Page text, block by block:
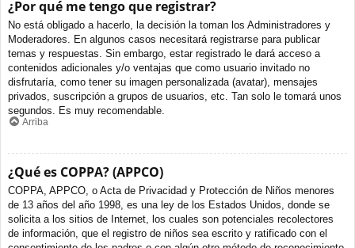
¿Por qué me tengo que registrar?
No está obligado a hacerlo, la decisión la toman los Administradores y
Moderadores. En algunos casos necesitará registrarse para publicar
temas y respuestas. Sin embargo, estar registrado le dará acceso a
contenidos adicionales y/o ventajas que como usuario invitado no
disfrutaría, como tener su imagen personalizada (avatar), mensajes
privados, suscripción a grupos de usuarios, etc. Tan solo le tomará unos
segundos. Es muy recomendable.
Arriba
¿Qué es COPPA? (APPCO)
COPPA, APPCO, o Acta de Privacidad y Protección de Niños menores
de 13 años del año 1998, es una ley de los Estados Unidos, donde se
solicita a los sitios de Internet, los cuales son potenciales recolectores
de información, que el registro de niños sea escrito y ratificado con el